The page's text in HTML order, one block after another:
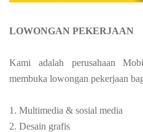
LOWONGAN PEKERJAAN
Kami adalah perusahaan
membuka lowongan pekerjaan
1. Multimedia & sosial media
2. Desain grafis